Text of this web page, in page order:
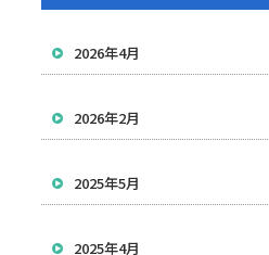
2026年4月
2026年2月
2025年5月
2025年4月